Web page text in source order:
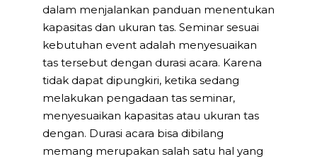
dalam menjalankan panduan menentukan
kapasitas dan ukuran tas. Seminar sesuai
kebutuhan event adalah menyesuaikan
tas tersebut dengan durasi acara. Karena
tidak dapat dipungkiri, ketika sedang
melakukan pengadaan tas seminar,
menyesuaikan kapasitas atau ukuran tas
dengan. Durasi acara bisa dibilang
memang merupakan salah satu hal yang